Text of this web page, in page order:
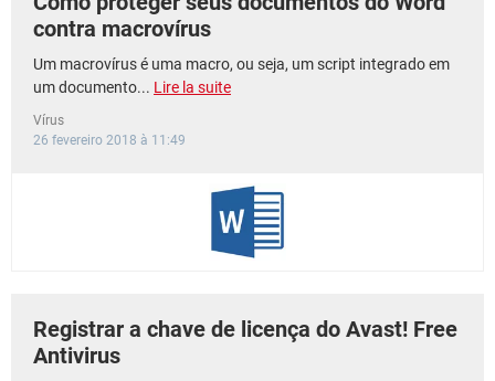
contra macrovírus
Um macrovírus é uma macro, ou seja, um script integrado em
um documento... Lire la suite
Vírus
26 fevereiro 2018 à 11:49
Registrar a chave de licença do Avast! Free
Antivirus